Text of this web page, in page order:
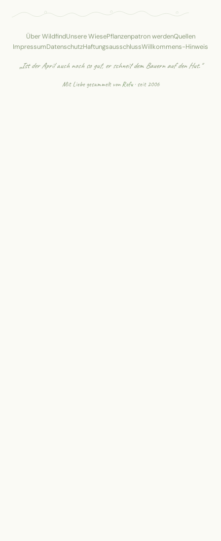
Über WildfindUnsere WiesePflanzenpatron werdenQuellen
ImpressumDatenschutzHaftungsausschlussWillkommens-Hinweis
„Ist der April auch noch so gut, er schneit dem Bauern auf den Hut."
Mit Liebe gesammelt vonRofu· seit 2006